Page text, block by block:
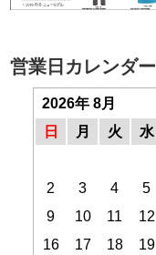
営業日カレンダー
2026年 8月
日
月 火 水
2
3 4 5
9
10 11 12
16
17 18 19